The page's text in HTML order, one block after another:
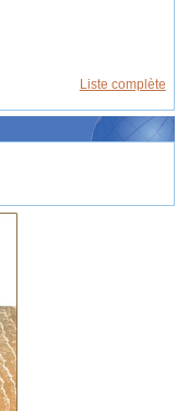
Liste complète